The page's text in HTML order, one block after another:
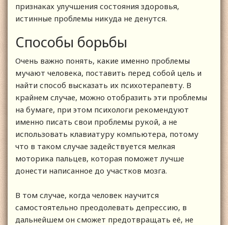
признаках улучшения состояния здоровья,
истинные проблемы никуда не денутся.
Способы борьбы
Очень важно понять, какие именно проблемы
мучают человека, поставить перед собой цель и
найти способ высказать их психотерапевту. В
крайнем случае, можно отобразить эти проблемы
на бумаге, при этом психологи рекомендуют
именно писать свои проблемы рукой, а не
использовать клавиатуру компьютера, потому
что в таком случае задействуется мелкая
моторика пальцев, которая поможет лучше
донести написанное до участков мозга.
В том случае, когда человек научится
самостоятельно преодолевать депрессию, в
дальнейшем он сможет предотвращать её, не